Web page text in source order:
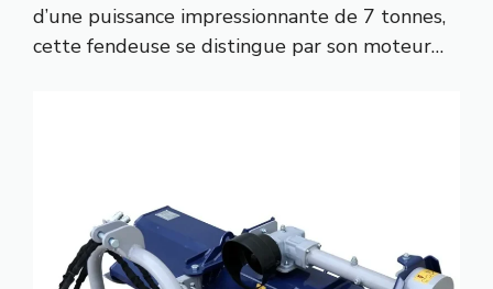
d’une puissance impressionnante de 7 tonnes,
cette fendeuse se distingue par son moteur…